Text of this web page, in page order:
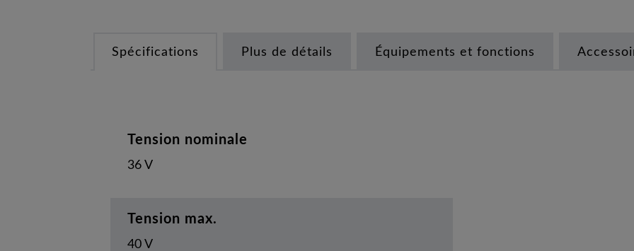
Spécifications Plus de détails Équipements et fonctions
Tension nominale
36 V
Tension max.
40 V